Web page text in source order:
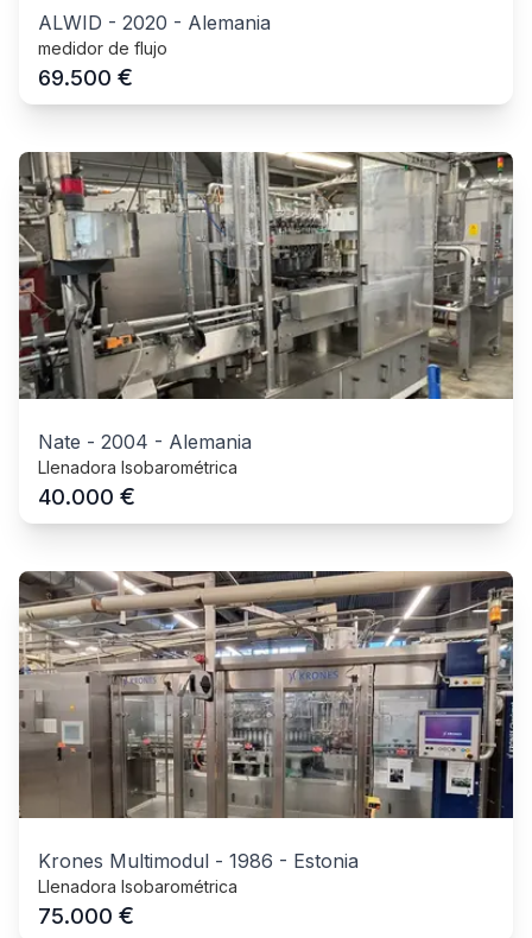
ALWID - 2020 - Alemania
medidor de flujo
69.500 €
Nate - 2004 - Alemania
Llenadora Isobarométrica
40.000 €
Krones Multimodul - 1986 - Estonia
Llenadora Isobarométrica
75.000 €